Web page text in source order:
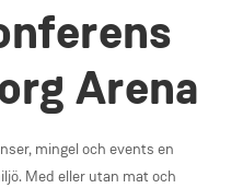
Arena
mingel och events en
Med eller utan mat och